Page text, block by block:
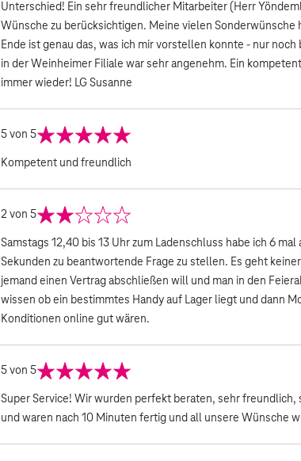
Unterschied! Ein sehr freundlicher Mitarbeiter (Herr
Wünsche zu berücksichtigen. Meine vielen
Ende ist genau das, was ich mir vorstellen konnte - nur
in der Weinheimer Filiale war sehr angenehm. Ein
immer wieder! LG Susanne
5von 5
Kompetent und freundlich
2von 5
Samstags 12,40 bis 13 Uhr zum Ladenschluss habe ich 6
Sekunden zu beantwortende Frage zu stellen. Es geht
jemand einen Vertrag abschließen will und man in den
wissen ob ein bestimmtes Handy auf Lager liegt und dann
Konditionen online gut wären.
5von 5
Super Service! Wir wurden perfekt beraten, sehr
und waren nach 10 Minuten fertig und all unsere Wünsche